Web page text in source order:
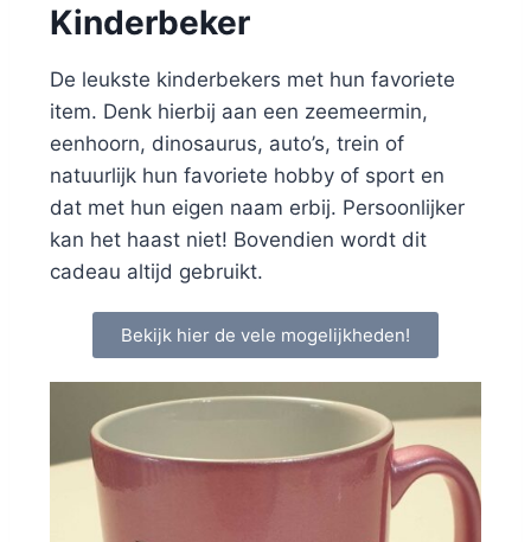
Kinderbeker
De leukste kinderbekers met hun favoriete
item. Denk hierbij aan een zeemeermin,
eenhoorn, dinosaurus, auto’s, trein of
natuurlijk hun favoriete hobby of sport en
dat met hun eigen naam erbij. Persoonlijker
kan het haast niet! Bovendien wordt dit
cadeau altijd gebruikt.
Bekijk hier de vele mogelijkheden!